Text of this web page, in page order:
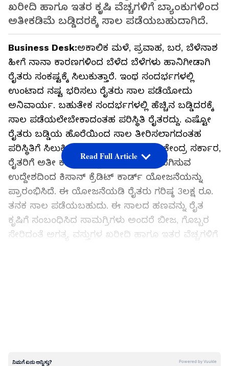
ಖರೀದಿ ಹಾಗೂ ಇತರ ಕೃಷಿ ವೆಚ್ಚಗಳಿಗೆ ಬ್ಯಾಂಕುಗಳಿಂದ
ಅತೀಕಡಿಮೆ ಬಡ್ಡಿದರಕ್ಕೆ ಸಾಲ ಪಡೆಯಬಹುದಾಗಿದೆ.
Business Desk:ಅಕಾಲಿಕ ಮಳೆ, ಪ್ರವಾಹ, ಬರ, ಬೆಳೆನಾಶ
ಹೀಗೆ ನಾನಾ ಕಾರಣಗಳಿಂದ ಬೆಳೆದ ಬೆಳೆಗಳು ಹಾನಿಗೀಡಾಗಿ
ರೈತರು ಸಂಕಷ್ಟಕ್ಕೆ ಸಿಲುಕುತ್ತಾರೆ. ಇಂಥ ಸಂದರ್ಭಗಳಲ್ಲಿ
ಉಂಟಾದ ನಷ್ಟ ಭರಿಸಲು ರೈತರು ಸಾಲ ಪಡೆಯೋದು
ಅನಿವಾರ್ಯ. ಬಹುತೇಕ ಸಂದರ್ಭಗಳಲ್ಲಿ ಹೆಚ್ಚಿನ ಬಡ್ಡಿದರಕ್ಕೆ
ಸಾಲ ಪಡೆಯಲೇಬೇಕಾದಂತಹ ಪರಿಸ್ಥಿತಿ ರೈತರದ್ದು. ಎಷ್ಟೋ
ರೈತರು ಬಡ್ಡಿಯ ಹೊರೆಯಿಂದ ಸಾಲ ತೀರಿಸಲಾಗದಂತಹ
ಪರಿಸ್ಥಿತಿಗೆ ಸಿಲುಕಿರುತ್ತಾರೆ. ಇದನ್ನು ಮನಗಂಡ ಕೇಂದ್ರ ಸರ್ಕಾರ,
ರೈತರಿಗೆ ಅತೀ ಕಡಿಮೆ ಬಡ್ಡಿದರದಲ್ಲಿ ಸಾಲ ಒದಗಿಸುವ
ಉದ್ದೇಶದಿಂದ ಕಿಸಾನ್ ಕ್ರೆಡಿಟ್ ಕಾರ್ಡ್ ಯೋಜನೆಯನ್ನು
ಪ್ರಾರಂಭಿಸಿದೆ. ಈ ಯೋಜನೆಯಡಿ ರೈತರು ಗರಿಷ್ಠ 3ಲಕ್ಷ ರೂ.
ತನಕ ಸಾಲ ಪಡೆಯಬಹುದು. ಈ ಸಾಲದ ಹಣವನ್ನು ರೈತ
ಕೃಷಿಗೆ ಸಂಬಂಧಿಸಿದ ಸಾಮಗ್ರಿಗಳು ಅಂದರೆ ಬೀಜ, ಗೊಬ್ಬರ
ಸೇರಿದಂತೆ ಅಗತ್ಯ ವಸ್ತುಗಳ ಖರೀದಿ ಹಾಗೂ ಇತರ ವೆಚ್ಚಗಳಿಗೆ
Read Full Article